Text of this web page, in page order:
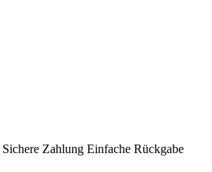
Sichere Zahlung Einfache Rückgabe